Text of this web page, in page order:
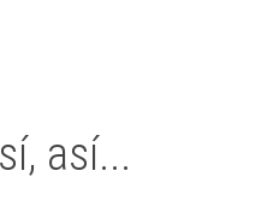
así...